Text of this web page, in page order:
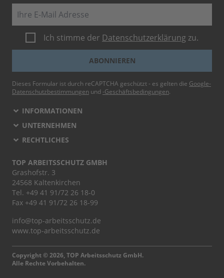
Ich stimme der Datenschutzerklärung zu.
ABONNIEREN
Dieses Formular ist durch reCAPTCHA geschützt - es gelten die Google-
Datenschutzbestimmungen und -Geschäftsbedingungen.
INFORMATIONEN
UNTERNEHMEN
RECHTLICHES
TOP ARBEITSSCHUTZ GMBH
Grashofstr. 3
24568 Kaltenkirchen
Tel. +49 41 91/72 26 18-0
Fax +49 41 91/72 26 18-99
info@top-arbeitsschutz.de
www.top-arbeitsschutz.de
Copyright © 2026, TOP Arbeitsschutz GmbH.
Alle Rechte Vorbehalten.